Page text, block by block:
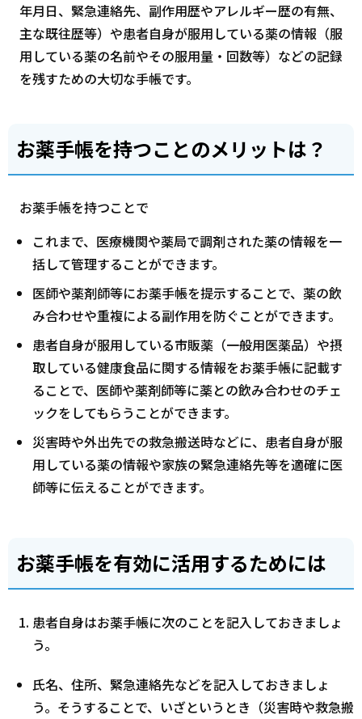
年月日、緊急連絡先、副作用歴やアレルギー歴の有無、
主な既往歴等）や患者自身が服用している薬の情報（服
用している薬の名前やその服用量・回数等）などの記録
を残すための大切な手帳です。
お薬手帳を持つことのメリットは？
お薬手帳を持つことで
これまで、医療機関や薬局で調剤された薬の情報を一
括して管理することができます。
医師や薬剤師等にお薬手帳を提示することで、薬の飲
み合わせや重複による副作用を防ぐことができます。
患者自身が服用している市販薬（一般用医薬品）や摂
取している健康食品に関する情報をお薬手帳に記載す
ることで、医師や薬剤師等に薬との飲み合わせのチェ
ックをしてもらうことができます。
災害時や外出先での救急搬送時などに、患者自身が服
用している薬の情報や家族の緊急連絡先等を適確に医
師等に伝えることができます。
お薬手帳を有効に活用するためには
患者自身はお薬手帳に次のことを記入しておきましょ
う。
氏名、住所、緊急連絡先などを記入しておきましょ
う。そうすることで、いざというとき（災害時や救急搬